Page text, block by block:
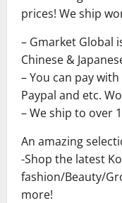
prices! We ship
– Gmarket Global
Chinese &
– You can pay
Paypal and etc.
– We ship to over
An amazing
-Shop the latest
fashion/Beauty/
more!